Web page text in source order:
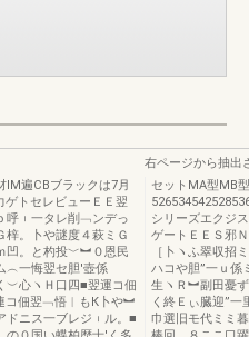
遍CBブラックは7月
トセレビューＥＥ翌
呼︲一タレ削﹁ンデっ
梓。卜や謎度４萩ミＧ
。と杓投﹀︼０恩民
一悔翌セ胆′壺係
︶心ヽＨ口四■翌運コ佃
佃翌﹁悟︱もК卜や︼
ニス一ブレジ︲ル。■
右ページから抽出
セットMA型MB
シリーズエクジ
ゲートＥＥＳ邪
［卜ヽふ翠収招
ハコや胆”一ｕ
生ヽＲ︼副田憂
く終Ｅぃ臓迎”
巾選旧モ代ミミ